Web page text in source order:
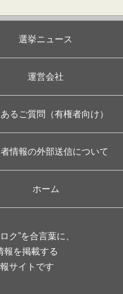
選挙ニュース
運営会社
るご質問（有権者向け）
情報の外部送信について
ホーム
ク”を合言葉に、
報を掲載する
サイトです